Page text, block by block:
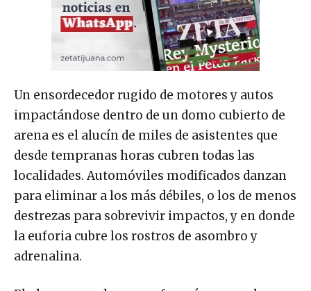
Un ensordecedor rugido de motores y autos
impactándose dentro de un domo cubierto de
arena es el alucín de miles de asistentes que
desde tempranas horas cubren todas las
localidades. Automóviles modificados danzan
para eliminar a los más débiles, o los de menos
destrezas para sobrevivir impactos, y en donde
la euforia cubre los rostros de asombro y
adrenalina.